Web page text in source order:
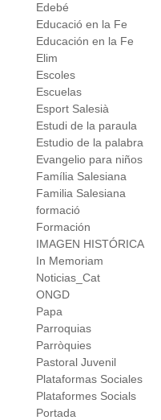
Edebé
Educació en la Fe
Educación en la Fe
Elim
Escoles
Escuelas
Esport Salesià
Estudi de la paraula
Estudio de la palabra
Evangelio para niños
Família Salesiana
Familia Salesiana
formació
Formación
IMAGEN HISTÓRICA
In Memoriam
Noticias_Cat
ONGD
Papa
Parroquias
Parròquies
Pastoral Juvenil
Plataformas Sociales
Plataformes Socials
Portada